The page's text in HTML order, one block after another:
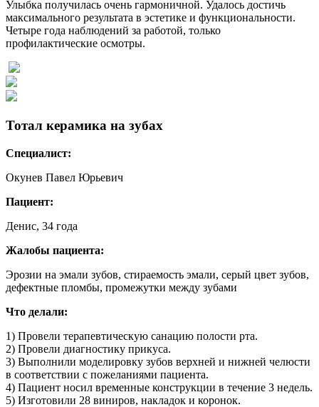
Улыбка получилась очень гармоничной. Удалось достичь
максимального результата в эстетике и функциональности.
Четыре года наблюдений за работой, только
профилактические осмотры.
Тотал керамика на зубах
Специалист:
Окунев Павел Юрьевич
Пациент:
Денис, 34 года
Жалобы пациента:
Эрозии на эмали зубов, стираемость эмали, серый цвет зубов,
дефектные пломбы, промежутки между зубами
Что делали:
1) Провели терапевтическую санацию полости рта.
2) Провели диагностику прикуса.
3) Выполнили моделировку зубов верхней и нижней челюсти
в соответствии с пожеланиями пациента.
4) Пациент носил временные конструкции в течение 3 недель.
5) Изготовили 28 виниров, накладок и коронок.